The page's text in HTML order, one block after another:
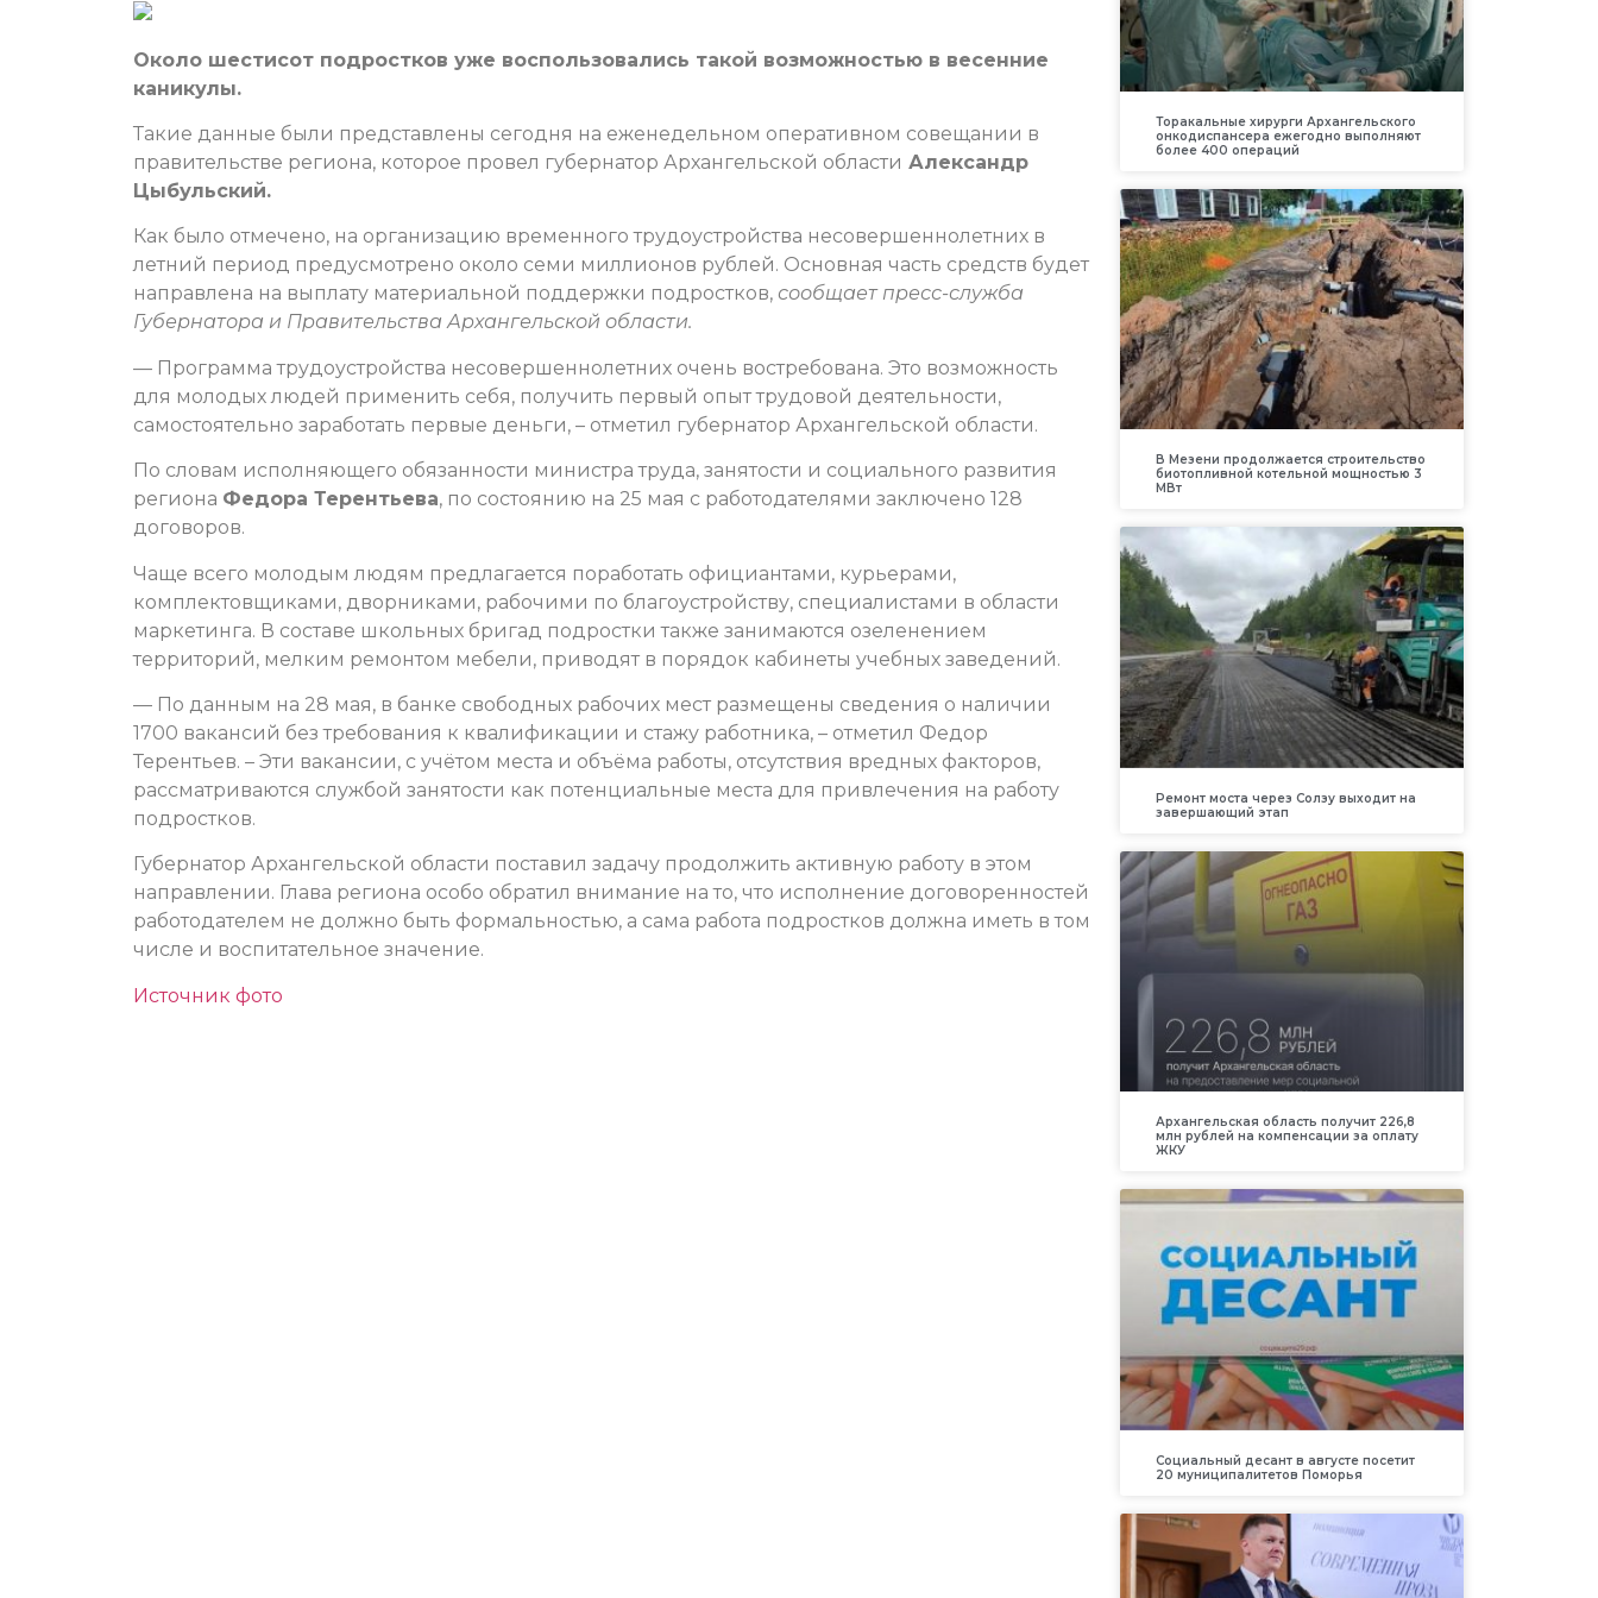
Около шестисот подростков уже воспользовались такой возможностью в весенние
каникулы.
Такие данные были представлены сегодня на еженедельном оперативном совещании в
правительстве региона, которое провел губернатор Архангельской области Александр
Цыбульский.
Как было отмечено, на организацию временного трудоустройства несовершеннолетних в
летний период предусмотрено около семи миллионов рублей. Основная часть средств будет
направлена на выплату материальной поддержки подростков, сообщает пресс-служба
Губернатора и Правительства Архангельской области.
— Программа трудоустройства несовершеннолетних очень востребована. Это возможность
для молодых людей применить себя, получить первый опыт трудовой деятельности,
самостоятельно заработать первые деньги, – отметил губернатор Архангельской области.
По словам исполняющего обязанности министра труда, занятости и социального развития
региона Федора Терентьева, по состоянию на 25 мая с работодателями заключено 128
договоров.
Чаще всего молодым людям предлагается поработать официантами, курьерами,
комплектовщиками, дворниками, рабочими по благоустройству, специалистами в области
маркетинга. В составе школьных бригад подростки также занимаются озеленением
территорий, мелким ремонтом мебели, приводят в порядок кабинеты учебных заведений.
— По данным на 28 мая, в банке свободных рабочих мест размещены сведения о наличии
1700 вакансий без требования к квалификации и стажу работника, – отметил Федор
Терентьев. – Эти вакансии, с учётом места и объёма работы, отсутствия вредных факторов,
рассматриваются службой занятости как потенциальные места для привлечения на работу
подростков.
Губернатор Архангельской области поставил задачу продолжить активную работу в этом
направлении. Глава региона особо обратил внимание на то, что исполнение договоренностей
работодателем не должно быть формальностью, а сама работа подростков должна иметь в том
числе и воспитательное значение.
Источник фото
Торакальные хирурги Архангельского
онкодиспансера ежегодно выполняют
более 400 операций
В Мезени продолжается строительство
биотопливной котельной мощностью 3
МВт
Ремонт моста через Солзу выходит на
завершающий этап
Архангельская область получит 226,8
млн рублей на компенсации за оплату
ЖКУ
Социальный десант в августе посетит
20 муниципалитетов Поморья